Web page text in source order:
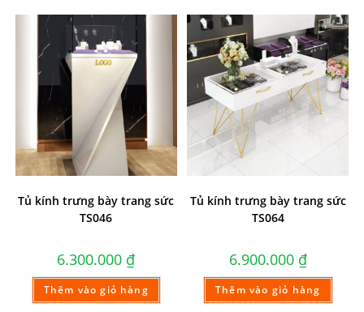
Tủ kính trưng bày trang sức
TS046
6.300.000 ₫
Thêm vào giỏ hàng
Tủ kính trưng bày trang sức
TS064
6.900.000 ₫
Thêm vào giỏ hàng